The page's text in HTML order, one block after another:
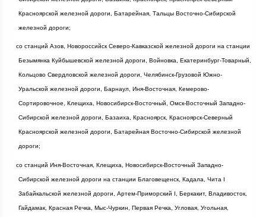
Красноярской железной дороги, Батарейная, Тальцы Восточно-Сибирской
железной дороги;
со станций Азов, Новороссийск Северо-Кавказской железной дороги на станции
Безымянка Куйбышевской железной дороги, Войновка, Екатеринбург-Товарный,
Кольцово Свердловской железной дороги, Челябинск-Грузовой Южно-
Уральской железной дороги, Барнаул, Иня-Восточная, Кемерово-
Сортировочное, Клещиха, Новосибирск-Восточный, Омск-Восточный Западно-
Сибирской железной дороги, Базаиха, Красноярск, Красноярск-Северный
Красноярской железной дороги, Батарейная Восточно-Сибирской железной
дороги;
со станций Иня-Восточная, Клещиха, Новосибирск-Восточный Западно-
Сибирской железной дороги на станции Благовещенск, Кадала, Чита I
Забайкальской железной дороги, Артем-Приморский I, Беркакит, Владивосток,
Гайдамак, Красная Речка, Мыс-Чуркин, Первая Речка, Угловая, Угольная,